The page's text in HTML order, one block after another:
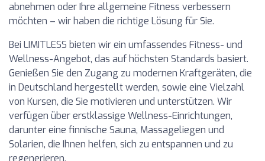
abnehmen oder Ihre allgemeine Fitness verbessern
möchten – wir haben die richtige Lösung für Sie.
Bei LIMITLESS bieten wir ein umfassendes Fitness- und
Wellness-Angebot, das auf höchsten Standards basiert.
Genießen Sie den Zugang zu modernen Kraftgeräten, die
in Deutschland hergestellt werden, sowie eine Vielzahl
von Kursen, die Sie motivieren und unterstützen. Wir
verfügen über erstklassige Wellness-Einrichtungen,
darunter eine finnische Sauna, Massageliegen und
Solarien, die Ihnen helfen, sich zu entspannen und zu
regenerieren.